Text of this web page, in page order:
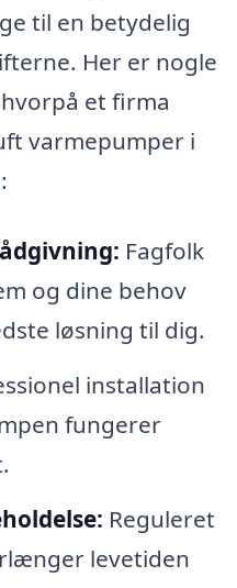
til en betydelig
Her er nogle
et firma
varmepumper i
Fagfolk
og dine behov
løsning til dig.
installation
fungerer
Reguleret
levetiden